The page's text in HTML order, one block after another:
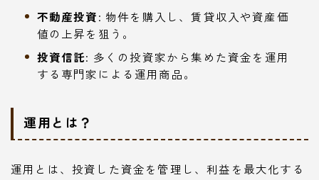
不動産投資: 物件を購入し、賃貸収入や資産価
値の上昇を狙う。
投資信託: 多くの投資家から集めた資金を運用
する専門家による運用商品。
運用とは？
運用とは、投資した資金を管理し、利益を最大化する